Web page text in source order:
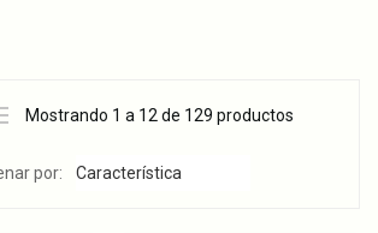
Mostrando 1 a 12 de 129 productos
por: